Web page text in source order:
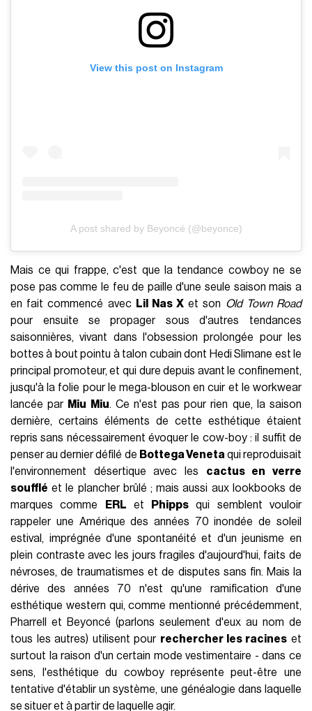
View this post on Instagram
A post shared by Beyoncé (@beyonce)
Mais ce qui frappe, c'est que la tendance cowboy ne se
pose pas comme le feu de paille d'une seule saison mais a
en fait commencé avec Lil Nas X et son Old Town Road
pour ensuite se propager sous d'autres tendances
saisonnières, vivant dans l'obsession prolongée pour les
bottes à bout pointu à talon cubain dont Hedi Slimane est le
principal promoteur, et qui dure depuis avant le confinement,
jusqu'à la folie pour le mega-blouson en cuir et le workwear
lancée par Miu Miu. Ce n'est pas pour rien que, la saison
dernière, certains éléments de cette esthétique étaient
repris sans nécessairement évoquer le cow-boy : il suffit de
penser au dernier défilé de Bottega Veneta qui reproduisait
l'environnement désertique avec les cactus en verre
soufflé et le plancher brûlé ; mais aussi aux lookbooks de
marques comme
ERL et Phipps qui semblent vouloir
rappeler une Amérique des années 70 inondée de soleil
estival, imprégnée d'une spontanéité et d'un jeunisme en
plein contraste avec les jours fragiles d'aujourd'hui, faits de
névroses, de traumatismes et de disputes sans fin. Mais la
dérive des années 70 n'est qu'une ramification d'une
esthétique western qui, comme mentionné précédemment,
Pharrell et Beyoncé (parlons seulement d'eux au nom de
tous les autres) utilisent pour rechercher les racines et
surtout la raison d'un certain mode vestimentaire - dans ce
sens, l'esthétique du cowboy représente peut-être une
tentative d'établir un système, une généalogie dans laquelle
se situer et à partir de laquelle agir.